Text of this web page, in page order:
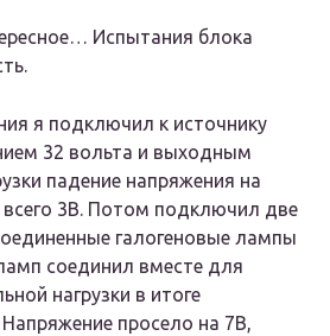
Испытания блока
я подключил к источнику
32 вольта и выходным
падение напряжения на
всего 3В. Потом подключил две
галогеновые лампы
соединил вместе для
нагрузки в итоге
просело на 7В,